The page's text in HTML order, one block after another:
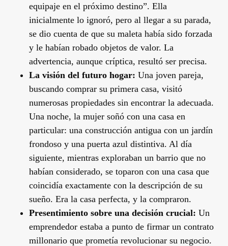
equipaje en el próximo destino”. Ella
inicialmente lo ignoró, pero al llegar a su parada,
se dio cuenta de que su maleta había sido forzada
y le habían robado objetos de valor. La
advertencia, aunque críptica, resultó ser precisa.
La visión del futuro hogar: Una joven pareja,
buscando comprar su primera casa, visitó
numerosas propiedades sin encontrar la adecuada.
Una noche, la mujer soñó con una casa en
particular: una construcción antigua con un jardín
frondoso y una puerta azul distintiva. Al día
siguiente, mientras exploraban un barrio que no
habían considerado, se toparon con una casa que
coincidía exactamente con la descripción de su
sueño. Era la casa perfecta, y la compraron.
Presentimiento sobre una decisión crucial: Un
emprendedor estaba a punto de firmar un contrato
millonario que prometía revolucionar su negocio.